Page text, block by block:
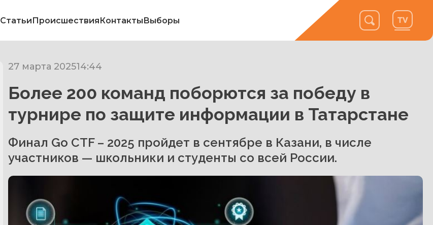
СтатьиПроисшествияКонтактыВыборы
27 марта 202514:44
Более 200 команд поборются за победу в
турнире по защите информации в Татарстане
Финал Go CTF – 2025 пройдет в сентябре в Казани, в числе
участников — школьники и студенты со всей России.